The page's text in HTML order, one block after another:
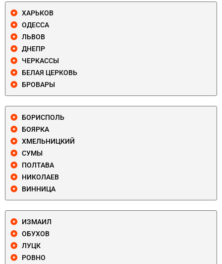
ХАРЬКОВ
ОДЕССА
ЛЬВОВ
ДНЕПР
ЧЕРКАССЫ
БЕЛАЯ ЦЕРКОВЬ
БРОВАРЫ
БОРИСПОЛЬ
БОЯРКА
ХМЕЛЬНИЦКИЙ
СУМЫ
ПОЛТАВА
НИКОЛАЕВ
ВИННИЦА
ИЗМАИЛ
ОБУХОВ
ЛУЦК
РОВНО